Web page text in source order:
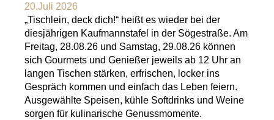
20.Juli 2026
„Tischlein, deck dich!“ heißt es wieder bei der
diesjährigen Kaufmannstafel in der Sögestraße. Am
Freitag, 28.08.26 und Samstag, 29.08.26 können
sich Gourmets und Genießer jeweils ab 12 Uhr an
langen Tischen stärken, erfrischen, locker ins
Gespräch kommen und einfach das Leben feiern.
Ausgewählte Speisen, kühle Softdrinks und Weine
sorgen für kulinarische Genussmomente.